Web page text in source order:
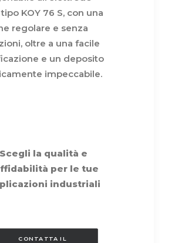
KOY 76 S, con una
regolare e senza
oltre a una facile
e un deposito
impeccabile.
Scegli la qualità e
per le tue
industriali
CONTATTA IL